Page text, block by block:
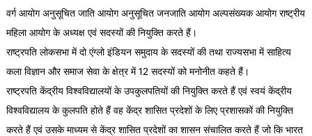
वर्ग आयोग अनुसूचित जाति आयोग अनुसूचित जनजाति आयोग अल्पसंख्यक आयोग राष्ट्रीय
महिला आयोग के अध्यक्ष एवं सदस्यों की नियुक्ति करते हैं।
राष्ट्रपति लोकसभा में दो एंग्लो इंडियन समुदाय के सदस्यों की तथा राज्यसभा में साहित्य
कला विज्ञान और समाज सेवा के क्षेत्र में 12 सदस्यों को मनोनीत कहते हैं।
राष्ट्रपति केंद्रीय विश्वविद्यालयों के उपकुलपतियों की नियुक्ति करते हैं एवं स्वयं केंद्रीय
विश्वविद्यालय के कुलपति होते हैं वह केंद्र शासित प्रदेशों के लिए प्रशासकों की नियुक्ति
करते हैं एवं उसके माध्यम से केंद्र शासित प्रदेशों का शासन संचालित करते हैं जो कि भारत